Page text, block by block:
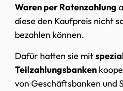
Waren per Ratenzahlung
diese den Kaufpreis nicht
bezahlen können.
Dafür hatten sie mit
Teilzahlungsbanken
von Geschäftsbanken und